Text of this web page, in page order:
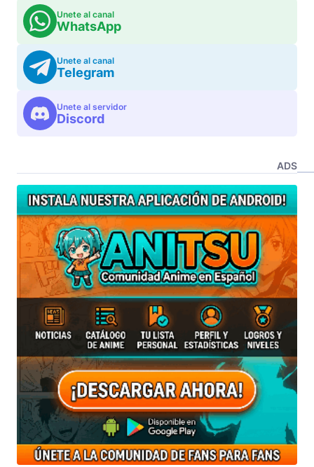
Unete al canal
WhatsApp
Unete al canal
Telegram
Unete al servidor
Discord
ADS